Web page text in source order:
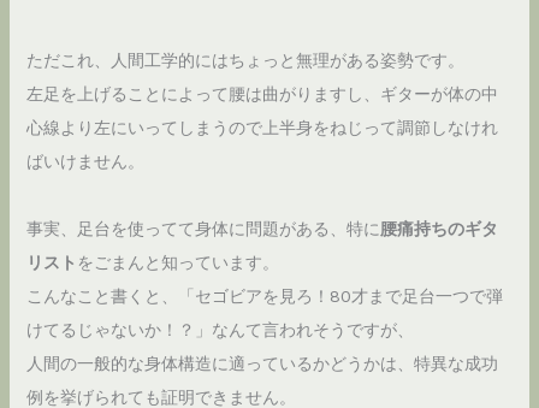
ただこれ、人間工学的にはちょっと無理がある姿勢です。
左足を上げることによって腰は曲がりますし、ギターが体の中
心線より左にいってしまうので上半身をねじって調節しなけれ
ばいけません。
事実、足台を使ってて身体に問題がある、特に 腰痛持ちのギタ
リスト をごまんと知っています。
こんなこと書くと、「セゴビアを見ろ！80才まで足台一つで弾
けてるじゃないか！？」なんて言われそうですが、
人間の一般的な身体構造に適っているかどうかは、特異な成功
例を挙げられても証明できません。